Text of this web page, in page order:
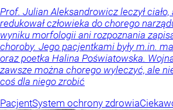
Prof. Julian Aleksandrowicz leczył ciało,
redukował człowieka do chorego
wyniku morfologii ani rozpoznania
choroby. Jego pacjentkami były m.in.
oraz poetka Halina Poświatowska.
zawsze można chorego wyleczyć, ale
coś dla niego zrobić
PacjentSystem ochrony zdrowia